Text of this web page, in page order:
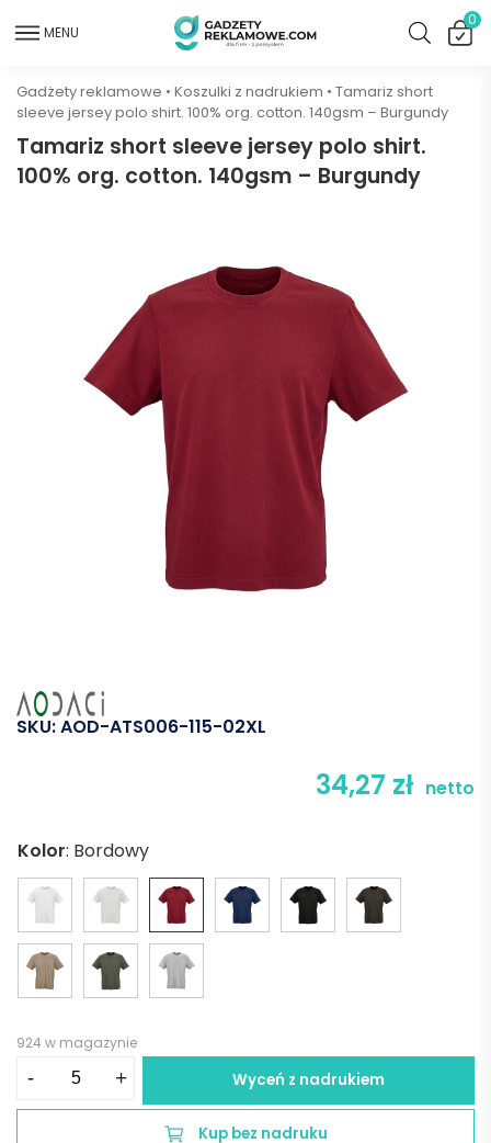
MENU
0
Gadżety reklamowe • Koszulki z nadrukiem • Tamariz short
sleeve jersey polo shirt. 100% org. cotton. 140gsm – Burgundy
Tamariz short sleeve jersey polo shirt.
100% org. cotton. 140gsm – Burgundy
SKU:AOD-ATS006-115-02XL
34,27 zł netto
Kolor: Bordowy
924 w magazynie
- + Wyceń z nadrukiem
Kup bez nadruku